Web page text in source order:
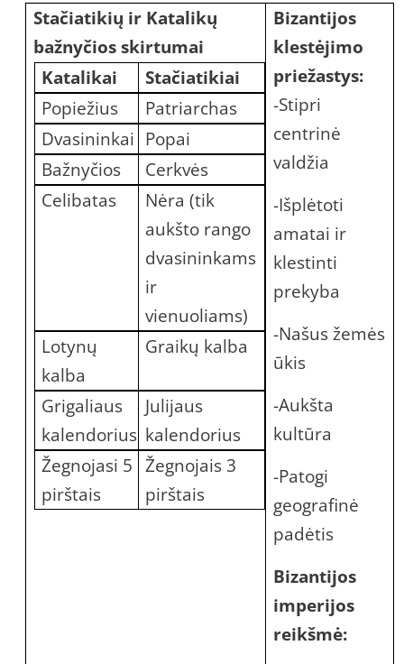
Stačiatikių ir Katalikų
bažnyčios skirtumai
Katalikai
Stačiatikiai
Popiežius
Patriarchas
Dvasininkai Popai
Bažnyčios
Cerkvės
Celibatas
Nėra (tik
aukšto rango
dvasininkams
ir
vienuoliams)
Lotynų
kalba
Graikų kalba
Grigaliaus
kalendorius
Julijaus
kalendorius
Žegnojasi 5
pirštais
Žegnojais 3
pirštais
Bizantijos
klestėjimo
priežastys:
-Stipri
centrinė
valdžia
-Išplėtoti
amatai ir
klestinti
prekyba
-Našus žemės
ūkis
-Aukšta
kultūra
-Patogi
geografinė
padėtis
Bizantijos
imperijos
reikšmė: